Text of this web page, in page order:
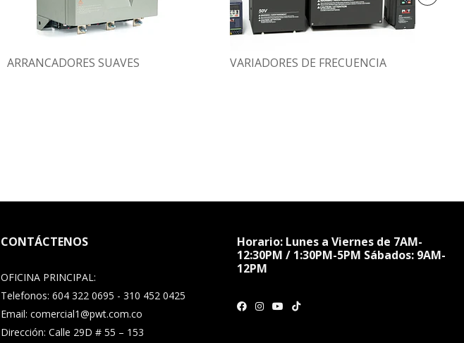
ARRANCADORES SUAVES VARIADORES DE FRECUENCIA
CONTÁCTENOS
OFICINA PRINCIPAL:
Telefonos: 604 322 0695 - 310 452 0425
Email: comercial1@pwt.com.co
Dirección: Calle 29D # 55 – 153
Horario: Lunes a Viernes de 7AM-
12:30PM / 1:30PM-5PM Sábados: 9AM-
12PM